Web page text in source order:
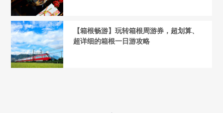
【箱根畅游】玩转箱根周游券，超划算、
超详细的箱根一日游攻略